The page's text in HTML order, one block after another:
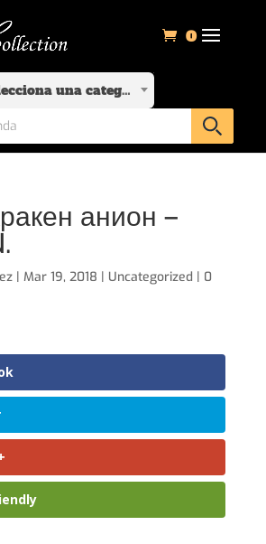
0
Selecciona una categoría
анион –
| Mar 19, 2018 | Uncategorized | 0